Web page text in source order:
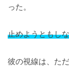
った。
止めようともし
彼の視線は、ただ